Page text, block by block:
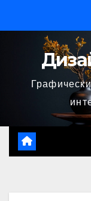
содержимому